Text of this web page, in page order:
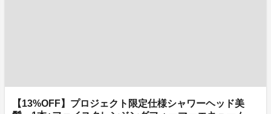
【13%OFF】プロジェクト限定仕様シャワーヘッド美